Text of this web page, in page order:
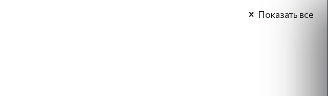
Показать все